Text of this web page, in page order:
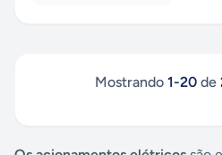
Mostrando 1-20de